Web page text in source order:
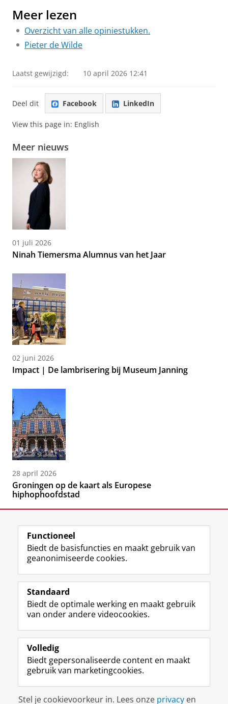
Meer lezen
Overzicht van alle opiniestukken.
Pieter de Wilde
Laatst gewijzigd: 10 april 2026 12:41
Deel dit Facebook LinkedIn
View this page in: English
Meer nieuws
01 juli 2026
Ninah Tiemersma Alumnus van het Jaar
02 juni 2026
Impact | De lambrisering bij Museum Janning
28 april 2026
Groningen op de kaart als Europese
hiphophoofdstad
Volg de RUG
F
a
e
b
o
p
a
i
n
L
i
k
e
I
-
p
g
i
R
S
-
f
e
R
k
s
I
n
t
r
m
c
c
Y
o
T
e
k
a
a
Studiekiezers
Alumni
Over ons
Disclaimer & Copyright
Functioneel
Biedt de basisfuncties en maakt gebruik van
geanonimiseerde cookies.
Standaard
Biedt de optimale werking en maakt gebruik
van onder andere videocookies.
Volledig
Biedt gepersonaliseerde content en maakt
gebruik van marketingcookies.
Stel je cookievoorkeur in. Lees onze privacy en